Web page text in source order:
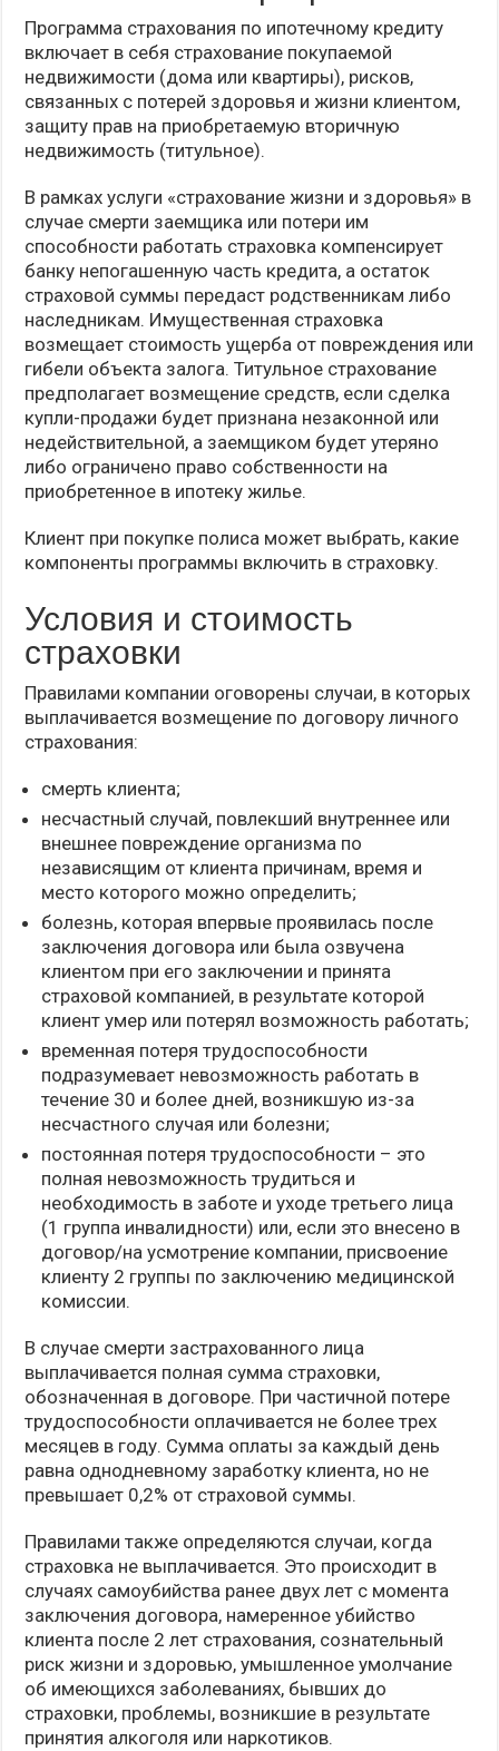
Программа страхования по ипотечному кредиту
включает в себя страхование покупаемой
недвижимости (дома или квартиры), рисков,
связанных с потерей здоровья и жизни клиентом,
защиту прав на приобретаемую вторичную
недвижимость (титульное).
В рамках услуги «страхование жизни и здоровья» в
случае смерти заемщика или потери им
способности работать страховка компенсирует
банку непогашенную часть кредита, а остаток
страховой суммы передаст родственникам либо
наследникам. Имущественная страховка
возмещает стоимость ущерба от повреждения или
гибели объекта залога. Титульное страхование
предполагает возмещение средств, если сделка
купли-продажи будет признана незаконной или
недействительной, а заемщиком будет утеряно
либо ограничено право собственности на
приобретенное в ипотеку жилье.
Клиент при покупке полиса может выбрать, какие
компоненты программы включить в страховку.
Условия и стоимость
страховки
Правилами компании оговорены случаи, в которых
выплачивается возмещение по договору личного
страхования:
смерть клиента;
несчастный случай, повлекший внутреннее или
внешнее повреждение организма по
независящим от клиента причинам, время и
место которого можно определить;
болезнь, которая впервые проявилась после
заключения договора или была озвучена
клиентом при его заключении и принята
страховой компанией, в результате которой
клиент умер или потерял возможность работать;
временная потеря трудоспособности
подразумевает невозможность работать в
течение 30 и более дней, возникшую из-за
несчастного случая или болезни;
постоянная потеря трудоспособности – это
полная невозможность трудиться и
необходимость в заботе и уходе третьего лица
(1 группа инвалидности) или, если это внесено в
договор/на усмотрение компании, присвоение
клиенту 2 группы по заключению медицинской
комиссии.
В случае смерти застрахованного лица
выплачивается полная сумма страховки,
обозначенная в договоре. При частичной потере
трудоспособности оплачивается не более трех
месяцев в году. Сумма оплаты за каждый день
равна однодневному заработку клиента, но не
превышает 0,2% от страховой суммы.
Правилами также определяются случаи, когда
страховка не выплачивается. Это происходит в
случаях самоубийства ранее двух лет с момента
заключения договора, намеренное убийство
клиента после 2 лет страхования, сознательный
риск жизни и здоровью, умышленное умолчание
об имеющихся заболеваниях, бывших до
страховки, проблемы, возникшие в результате
принятия алкоголя или наркотиков.